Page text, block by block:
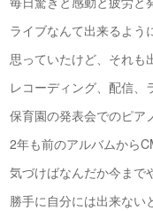
ライブなんて出来るよう
思っていたけど、それも
レコーディング、配信、
保育園の発表会でのピア
2年も前のアルバムから
気づけばなんだか今まで
勝手に自分には出来ない